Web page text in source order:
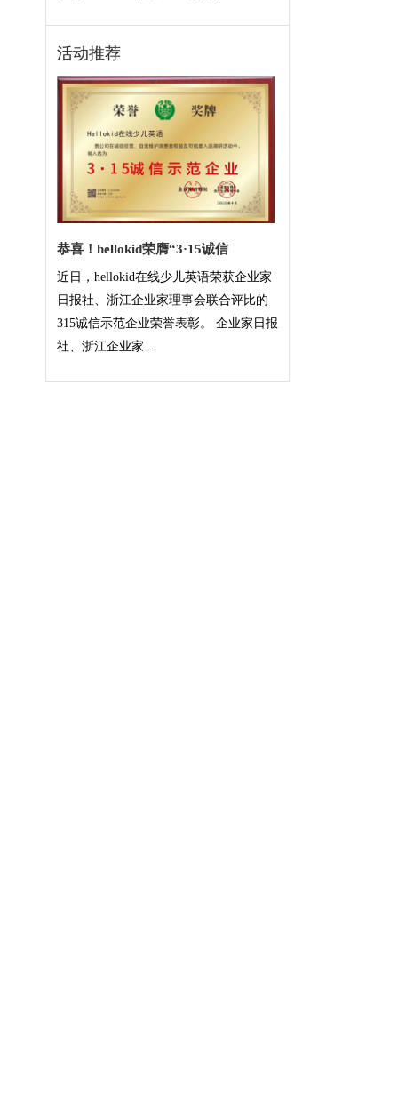
活动推荐
恭喜！hellokid荣膺“3·15诚信
近日，hellokid在线少儿英语荣获企业家
日报社、浙江企业家理事会联合评比的
315诚信示范企业荣誉表彰。 企业家日报
社、浙江企业家...